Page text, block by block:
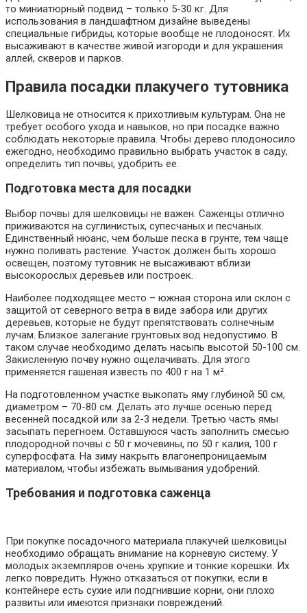
то миниатюрный подвид – только 5-30 кг. Для
использования в ландшафтном дизайне выведены
специальные гибриды, которые вообще не плодоносят. Их
высаживают в качестве живой изгороди и для украшения
аллей, скверов и парков.
Правила посадки плакучего тутовника
Шелковица не относится к прихотливым культурам. Она не
требует особого ухода и навыков, но при посадке важно
соблюдать некоторые правила. Чтобы дерево плодоносило
ежегодно, необходимо правильно выбрать участок в саду,
определить тип почвы, удобрить ее.
Подготовка места для посадки
Выбор почвы для шелковицы не важен. Саженцы отлично
приживаются на суглинистых, супесчаных и песчаных.
Единственный нюанс, чем больше песка в грунте, тем чаще
нужно поливать растение. Участок должен быть хорошо
освещен, поэтому тутовник не высаживают вблизи
высокорослых деревьев или построек.
Наиболее подходящее место – южная сторона или склон с
защитой от северного ветра в виде забора или других
деревьев, которые не будут препятствовать солнечным
лучам. Близкое залегание грунтовых вод недопустимо. В
таком случае необходимо делать насыпь высотой 50-100 см.
Закисленную почву нужно ощелачивать. Для этого
применяется гашеная известь по 400 г на 1 м².
На подготовленном участке выкопать яму глубиной 50 см,
диаметром – 70-80 см. Делать это лучше осенью перед
весенней посадкой или за 2-3 недели. Третью часть ямы
засыпать перегноем. Оставшуюся часть заполнить смесью
плодородной почвы с 50 г мочевины, по 50 г калия, 100 г
суперфосфата. На зиму накрыть влагонепроницаемым
материалом, чтобы избежать вымывания удобрений.
Требования и подготовка саженца
При покупке посадочного материала плакучей шелковицы
необходимо обращать внимание на корневую систему. У
молодых экземпляров очень хрупкие и тонкие корешки. Их
легко повредить. Нужно отказаться от покупки, если в
контейнере есть сухие или подгнившие корни, они плохо
развиты или имеются признаки повреждений.